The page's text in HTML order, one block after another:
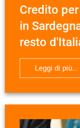
Credito
in
resto
Leggi di più...